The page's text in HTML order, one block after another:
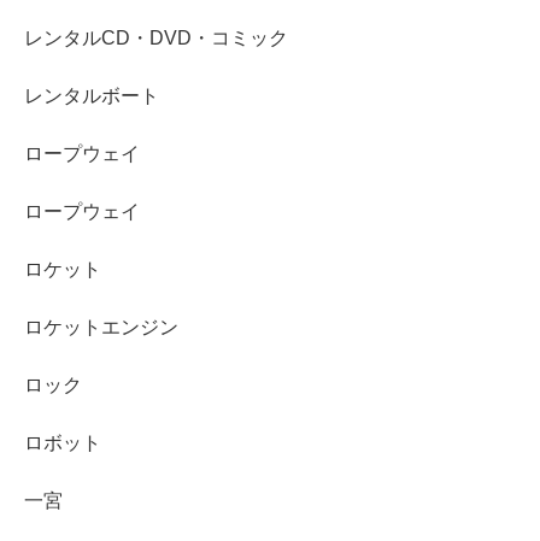
レンタルCD・DVD・コミック
レンタルボート
ロープウェイ
ロープウェイ
ロケット
ロケットエンジン
ロック
ロボット
一宮